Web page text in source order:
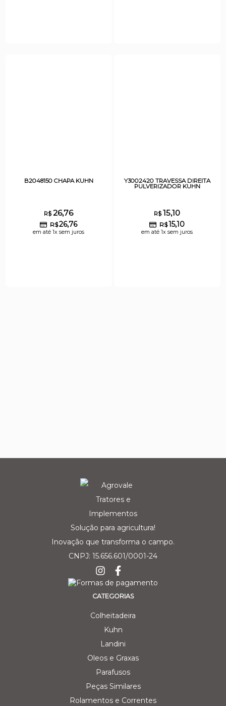
B2048150 CHAPA KUHN
R$26,76
R$26,76
em até 1x sem juros
Y3002420 TRAVESSA DIREITA
PULVERIZADOR KUHN
R$15,10
R$15,10
em até 1x sem juros
Solução para agricultura!
Inovação que transforma o campo.
CNPJ: 15.656.601/0001-24
CATEGORIAS
Colheitadeira
Kuhn
Landini
Oleos e Graxas
Parafusos
Peças Similares
Rolamentos e Correntes